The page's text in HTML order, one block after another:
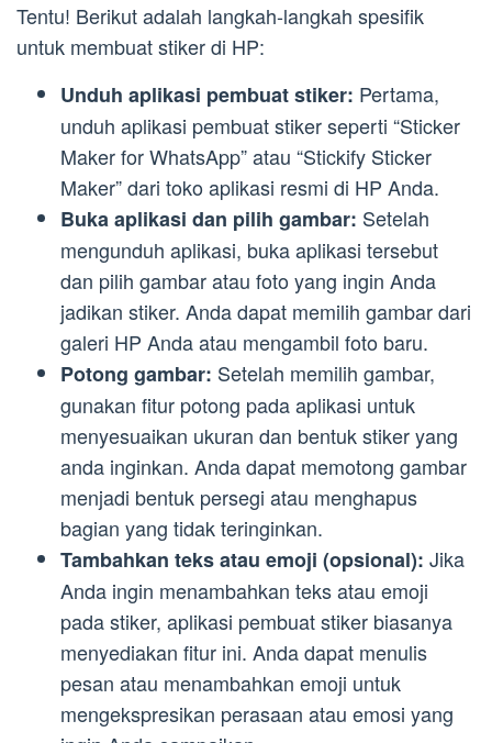
Tentu! Berikut adalah langkah-langkah spesifik
untuk membuat stiker di HP:
Unduh aplikasi pembuat stiker: Pertama,
unduh aplikasi pembuat stiker seperti “Sticker
Maker for WhatsApp” atau “Stickify Sticker
Maker” dari toko aplikasi resmi di HP Anda.
Buka aplikasi dan pilih gambar: Setelah
mengunduh aplikasi, buka aplikasi tersebut
dan pilih gambar atau foto yang ingin Anda
jadikan stiker. Anda dapat memilih gambar dari
galeri HP Anda atau mengambil foto baru.
Potong gambar: Setelah memilih gambar,
gunakan fitur potong pada aplikasi untuk
menyesuaikan ukuran dan bentuk stiker yang
anda inginkan. Anda dapat memotong gambar
menjadi bentuk persegi atau menghapus
bagian yang tidak teringinkan.
Tambahkan teks atau emoji (opsional): Jika
Anda ingin menambahkan teks atau emoji
pada stiker, aplikasi pembuat stiker biasanya
menyediakan fitur ini. Anda dapat menulis
pesan atau menambahkan emoji untuk
mengekspresikan perasaan atau emosi yang